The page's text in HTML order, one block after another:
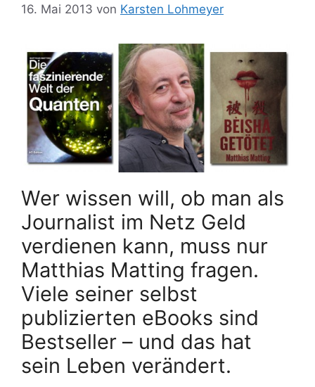
16. Mai 2013 von Karsten Lohmeyer
Wer wissen will, ob man als
Journalist im Netz Geld
verdienen kann, muss nur
Matthias Matting fragen.
Viele seiner selbst
publizierten eBooks sind
Bestseller – und das hat
sein Leben verändert.